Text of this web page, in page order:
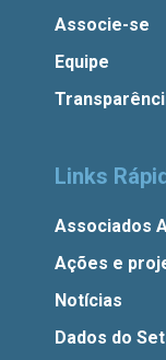
Associe-se
Equipe
Links
Associados
Ações e
Notícias
Dados do